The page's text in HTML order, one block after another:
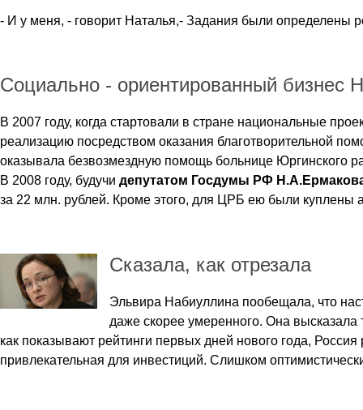
- И у меня, - говорит Наталья,- Задания были определены
Социально - ориентированный бизнес
В 2007 году, когда стартовали в стране национальные
реализацию посредством оказания благотворительной
оказывала безвозмездную помощь больнице Юргинского
В 2008 году, будучи депутатом Госдумы РФ
за 22 млн. рублей. Кроме этого, для ЦРБ ею были куплены
Сказала, как отрезала
Эльвира Набиуллина пообещала, что
даже скорее умеренного. Она высказала
как показывают рейтинги первых дней нового года,
привлекательная для инвестиций. Слишком